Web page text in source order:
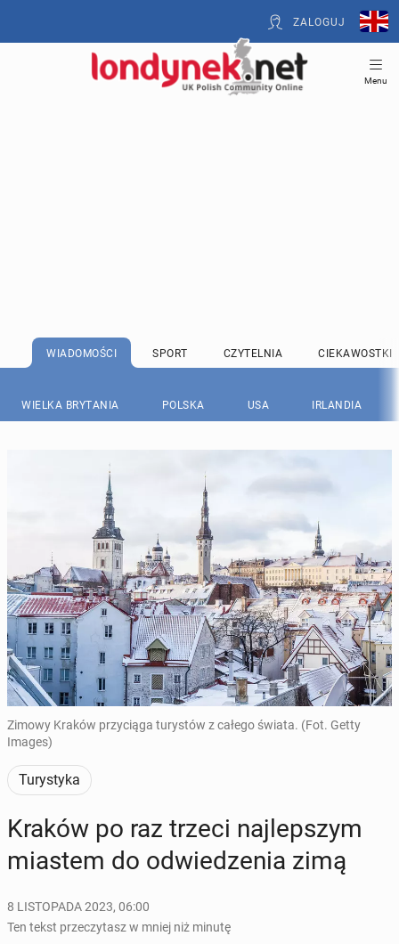
ZALOGUJ
Menu
WIADOMOŚCI SPORT CZYTELNIA CIEKAWOSTKI
WIELKA BRYTANIA POLSKA USA IRLANDIA
Zimowy Kraków przyciąga turystów z całego świata. (Fot. Getty
Images)
Turystyka
Kraków po raz trzeci naj­lep­szym
miastem do od­wie­dze­nia zimą
8 LISTOPADA 2023, 06:00
Ten tekst przeczytasz w mniej niż minutę